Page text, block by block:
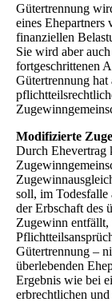
Gütertrennung
eines Ehepartners
finanziellen
Sie wird aber
fortgeschrittenen
Gütertrennung hat
Modifizierte
Durch Ehevertrag
soll, im Todesfalle
der Erbschaft des
Zugewinn entfällt,
Gütertrennung –
überlebenden
Ergebnis wie bei
erbrechtlichen